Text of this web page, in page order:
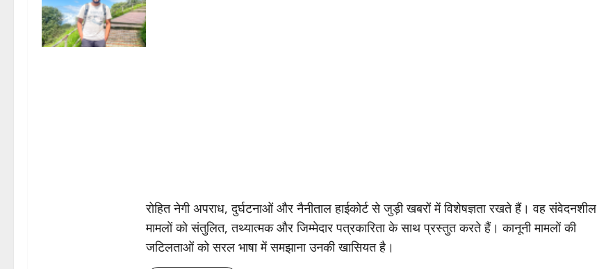
रोहित नेगी अपराध, दुर्घटनाओं और नैनीताल हाईकोर्ट से जुड़ी खबरों में विशेषज्ञता रखते हैं। वह संवेदनशील
मामलों को संतुलित, तथ्यात्मक और जिम्मेदार पत्रकारिता के साथ प्रस्तुत करते हैं। कानूनी मामलों की
जटिलताओं को सरल भाषा में समझाना उनकी खासियत है।